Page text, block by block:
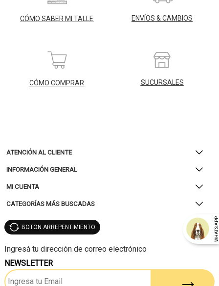
CÓMO SABER MI TALLE ENVÍOS & CAMBIOS
CÓMO COMPRAR SUCURSALES
ATENCIÓN AL CLIENTE
INFORMACIÓN GENERAL
MI CUENTA
CATEGORÍAS MÁS BUSCADAS
WHATSAPP
BOTON ARREPENTIMIENTO
NEWSLETTER